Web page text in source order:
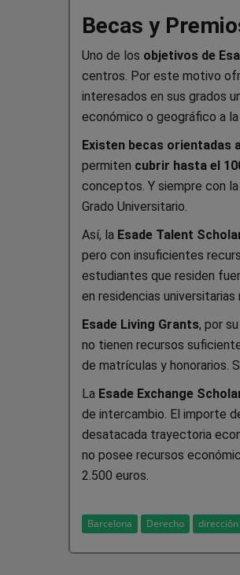
Becas y
Uno de los objetivos de
centros. Por este motivo
interesados en sus grados
económico o geográfico a
Existen becas orientadas
permiten cubrir hasta el
conceptos. Y siempre con
Grado Universitario.
Así, la Esade Talent
pero con insuficientes
estudiantes que residen
en residencias
Esade Living Grants, por
no tienen recursos
de matrículas y honorarios.
La Esade Exchange
de intercambio. El importe
desatacada trayectoria
no posee recursos
2.500 euros.
Barcelona Derecho